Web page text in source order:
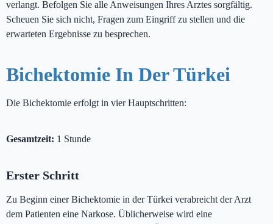
verlangt. Befolgen Sie alle Anweisungen Ihres Arztes sorgfältig.
Scheuen Sie sich nicht, Fragen zum Eingriff zu stellen und die
erwarteten Ergebnisse zu besprechen.
Bichektomie In Der Türkei
Die Bichektomie erfolgt in vier Hauptschritten:
Gesamtzeit: 1 Stunde
Erster Schritt
Zu Beginn einer Bichektomie in der Türkei verabreicht der Arzt
dem Patienten eine Narkose. Üblicherweise wird eine